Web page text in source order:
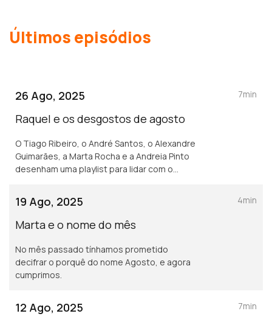
Últimos episódios
26 Ago, 2025
Raquel e os desgostos de agosto
O Tiago Ribeiro, o André Santos, o Alexandre
Guimarães, a Marta Rocha e a Andreia Pinto
desenham uma playlist para lidar com o
7min
19 Ago, 2025
Marta e o nome do mês
No mês passado tínhamos prometido
decifrar o porquê do nome Agosto, e agora
cumprimos.
4min
12 Ago, 2025
7min